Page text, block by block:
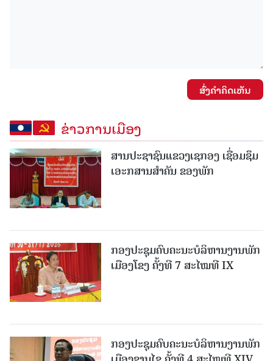
ສົ່ງຄໍາຄິດເຫັນ
ຂ່າວການເມືອງ
ສານປະຊາຊົນແຂວງເຊກອງ ເຊື່ອມຊຶມ
ເອະກສານສໍາຄັນ ຂອງພັກ
ກອງປະຊຸມຄົບຄະນະບໍລິຫານງານພັກ
ເມືອງໂຂງ ຄັ້ງທີ 7 ສະໄໝທີ IX
ກອງປະຊຸມຄົບຄະນະບໍລິຫານງານພັກ